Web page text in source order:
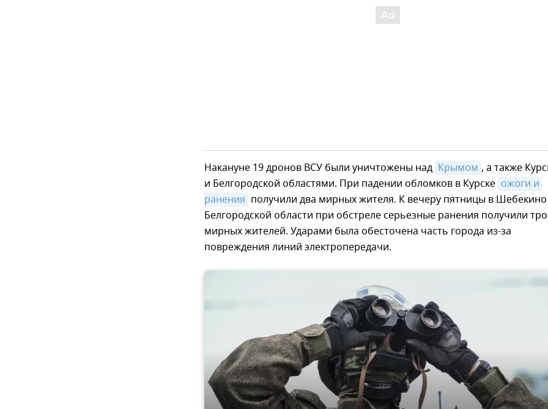
Накануне 19 дронов ВСУ были уничтожены над Крымом , а также
и Белгородской областями. При падении обломков в Курске ожоги и
ранения получили два мирных жителя. К вечеру пятницы в Шебекино
Белгородской области при обстреле серьезные ранения получили
мирных жителей. Ударами была обесточена часть города из-за
повреждения линий электропередачи.